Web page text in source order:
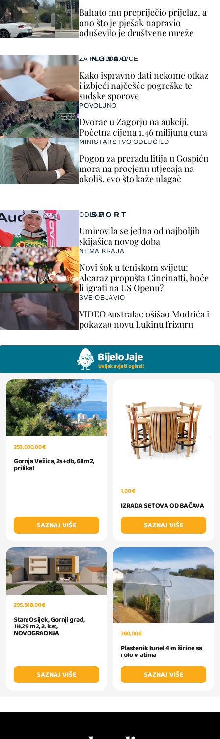
Bahato mu prepriječio prijelaz, a
ono što je pješak napravio
oduševilo je društvene mreže
SPORT
ODLAZI
Umirovila se jedna od najboljih
skijašica novog doba
NEMA KRAJA
Novi šok u teniskom svijetu:
Alcaraz propušta Cincinatti, hoće
li igrati na US Openu?
SVE OBJAVIO
VIDEO Australac ošišao Modrića i
pokazao novu Lukinu frizuru
NOVAC
ZA POSLODAVCE
Kako ispravno dati nekome otkaz
i izbjeći najčešće pogreške te
sudske sporove
POVOLJNO
Dvorac u Zagorju na aukciji.
Početna cijena 1,46 milijuna eura
MINISTARSTVO ODLUČILO
Pogon za preradu litija u Gospiću
mora na procjenu utjecaja na
okoliš, evo što kaže ulagač
259.000,00 €
Gornja Vežica, 2s+db, 68m2,
prilika!
SAZNAJ VIŠE
1,00 €
IZRADA SETOVA OD BAČAVA
SAZNAJ VIŠE
295.568,00 €
Stan: Osijek, Gornji grad,
111.29 m2, 2. kat,
NOVOGRADNJA
SAZNAJ VIŠE
780,00 €
Plastenik tunel 4 m širine sa
rolo vratima
SAZNAJ VIŠE